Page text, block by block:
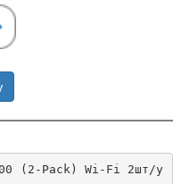
(2-Pack) Wi-Fi 2шт/у